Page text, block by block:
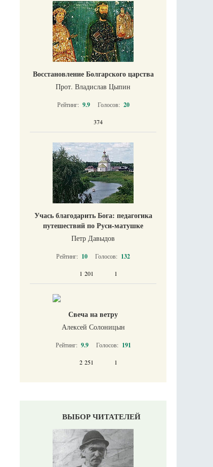
Восстановление Болгарского царства
Прот. Владислав Цыпин
Рейтинг: 9.9 Голосов: 20
374
Учась благодарить Бога: педагогика
путешествий по Руси-матушке
Петр Давыдов
Рейтинг: 10 Голосов: 132
1 201 1
Свеча на ветру
Алексей Солоницын
Рейтинг: 9.9 Голосов: 191
2 251 1
ВЫБОР ЧИТАТЕЛЕЙ